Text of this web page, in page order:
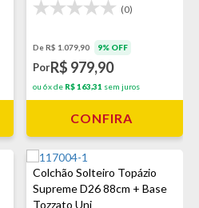
(0)
De R$ 1.079,90 9% OFF
PorR$ 979,90
ou 6x de R$ 163,31 sem juros
CONFIRA
Colchão Solteiro Topázio
Supreme D26 88cm + Base
Tozzato Uni